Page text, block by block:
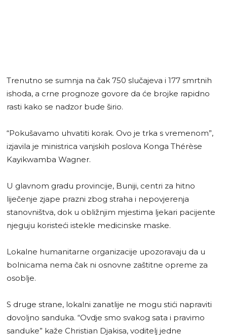
Trenutno se sumnja na čak 750 slučajeva i 177 smrtnih
ishoda, a crne prognoze govore da će brojke rapidno
rasti kako se nadzor bude širio.
“Pokušavamo uhvatiti korak. Ovo je trka s vremenom”,
izjavila je ministrica vanjskih poslova Konga Thérèse
Kayikwamba Wagner.
U glavnom gradu provincije, Buniji, centri za hitno
liječenje zjape prazni zbog straha i nepovjerenja
stanovništva, dok u obližnjim mjestima ljekari pacijente
njeguju koristeći istekle medicinske maske.
Lokalne humanitarne organizacije upozoravaju da u
bolnicama nema čak ni osnovne zaštitne opreme za
osoblje.
S druge strane, lokalni zanatlije ne mogu stići napraviti
dovoljno sanduka. “Ovdje smo svakog sata i pravimo
sanduke” kaže Christian Djakisa, voditelj jedne